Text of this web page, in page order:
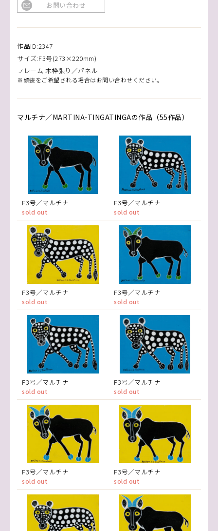
お問い合わせ
作品ID:2347
サイズ:F3号(273×220mm)
フレーム:木枠張り／パネル
※額装をご希望される場合はお問い合わせください。
マルチナ／MARTINA-TINGATINGAの作品（55作品）
F3号／マルチナ
sold out
F3号／マルチナ
sold out
F3号／マルチナ
sold out
F3号／マルチナ
sold out
F3号／マルチナ
sold out
F3号／マルチナ
sold out
F3号／マルチナ
sold out
F3号／マルチナ
sold out